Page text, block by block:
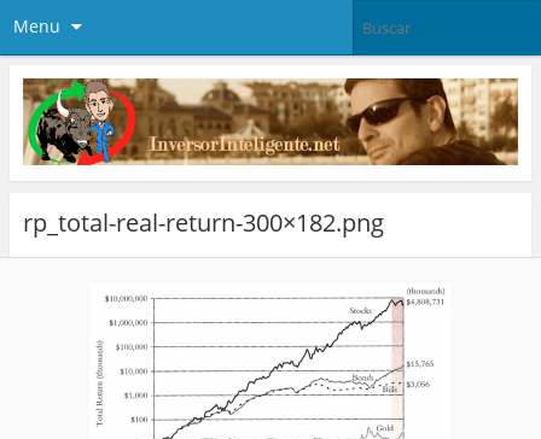
Menu
rp_total-real-return-300×182.png